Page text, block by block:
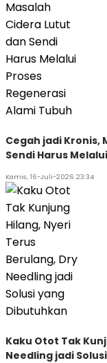
Cegah jadi Kronis,
Sendi Harus
Kamis, 16-Juli-2026 23:34
Kaku Otot Tak
Needling jadi